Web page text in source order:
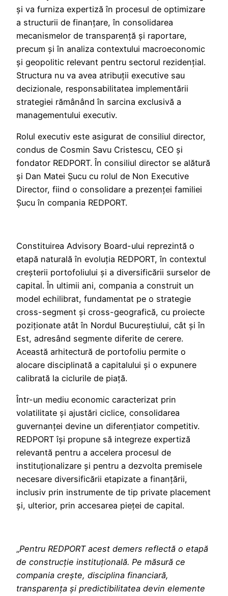
și va furniza expertiză în procesul de optimizare
a structurii de finanțare, în consolidarea
mecanismelor de transparență și raportare,
precum și în analiza contextului macroeconomic
și geopolitic relevant pentru sectorul rezidențial.
Structura nu va avea atribuții executive sau
decizionale, responsabilitatea implementării
strategiei rămânând în sarcina exclusivă a
managementului executiv.
Rolul executiv este asigurat de consiliul director,
condus de Cosmin Savu Cristescu, CEO și
fondator REDPORT. În consiliul director se alătură
și Dan Matei Șucu cu rolul de Non Executive
Director, fiind o consolidare a prezenței familiei
Șucu în compania REDPORT.
Constituirea Advisory Board-ului reprezintă o
etapă naturală în evoluția REDPORT, în contextul
creșterii portofoliului și a diversificării surselor de
capital. În ultimii ani, compania a construit un
model echilibrat, fundamentat pe o strategie
cross-segment și cross-geografică, cu proiecte
poziționate atât în Nordul Bucureștiului, cât și în
Est, adresând segmente diferite de cerere.
Această arhitectură de portofoliu permite o
alocare disciplinată a capitalului și o expunere
calibrată la ciclurile de piață.
Într-un mediu economic caracterizat prin
volatilitate și ajustări ciclice, consolidarea
guvernanței devine un diferențiator competitiv.
REDPORT își propune să integreze expertiză
relevantă pentru a accelera procesul de
instituționalizare și pentru a dezvolta premisele
necesare diversificării etapizate a finanțării,
inclusiv prin instrumente de tip private placement
și, ulterior, prin accesarea pieței de capital.
„Pentru REDPORT acest demers reflectă o etapă
de construcție instituțională. Pe măsură ce
compania crește, disciplina financiară,
transparența și predictibilitatea devin elemente